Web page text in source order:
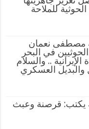
للملاحة
مصطفى نعمان
في البحر
.. والسلام
والبديل العسكري
يكتب: قرصنة وعبث